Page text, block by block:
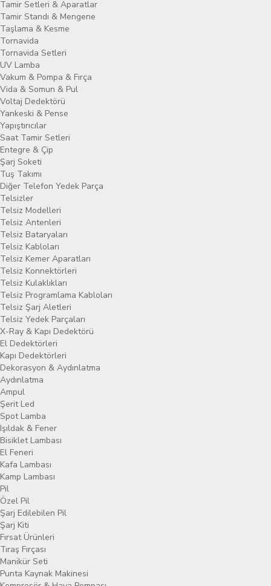
Tamir Setleri & Aparatlar
Tamir Standı & Mengene
Taşlama & Kesme
Tornavida
Tornavida Setleri
UV Lamba
Vakum & Pompa & Fırça
Vida & Somun & Pul
Voltaj Dedektörü
Yankeski & Pense
Yapıştırıcılar
Saat Tamir Setleri
Entegre & Çip
Şarj Soketi
Tuş Takımı
Diğer Telefon Yedek Parça
Telsizler
Telsiz Modelleri
Telsiz Antenleri
Telsiz Bataryaları
Telsiz Kabloları
Telsiz Kemer Aparatları
Telsiz Konnektörleri
Telsiz Kulaklıkları
Telsiz Programlama Kabloları
Telsiz Şarj Aletleri
Telsiz Yedek Parçaları
X-Ray & Kapı Dedektörü
El Dedektörleri
Kapı Dedektörleri
Dekorasyon & Aydınlatma
Aydınlatma
Ampul
Şerit Led
Spot Lamba
Işıldak & Fener
Bisiklet Lambası
El Feneri
Kafa Lambası
Kamp Lambası
Pil
Özel Pil
Şarj Edilebilen Pil
Şarj Kiti
Fırsat Ürünleri
Tıraş Fırçası
Manikür Seti
Punta Kaynak Makinesi